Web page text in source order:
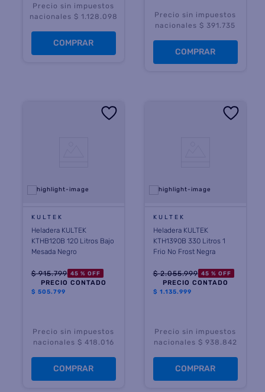
Precio sin impuestos
nacionales $ 1.128.098
COMPRAR
Precio sin impuestos
nacionales $ 391.735
COMPRAR
KULTEK
Heladera KULTEK
KTHB120B 120 Litros Bajo
Mesada Negro
$ 915.799 45 % OFF
PRECIO CONTADO
$ 505.799
Precio sin impuestos
nacionales $ 418.016
COMPRAR
KULTEK
Heladera KULTEK
KTH1390B 330 Litros 1
Frio No Frost Negra
$ 2.055.999 45 % OFF
PRECIO CONTADO
$ 1.135.999
Precio sin impuestos
nacionales $ 938.842
COMPRAR